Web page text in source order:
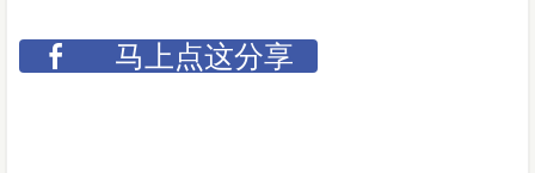
马上点这分享